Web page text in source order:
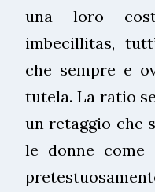
una loro
imbecillitas,
che sempre e
tutela. La ratio
un retaggio che
le donne come